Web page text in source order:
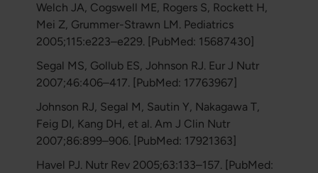
Welch JA, Cogswell ME, Rogers S, Rockett H,
Mei Z, Grummer-Strawn LM. Pediatrics
2005;115:e223–e229. [PubMed: 15687430]
Segal MS, Gollub ES, Johnson RJ. Eur J Nutr
2007;46:406–417. [PubMed: 17763967]
Johnson RJ, Segal M, Sautin Y, Nakagawa T,
Feig DI, Kang DH, et al. Am J Clin Nutr
2007;86:899–906. [PubMed: 17921363]
Havel PJ. Nutr Rev 2005;63:133–157. [PubMed: